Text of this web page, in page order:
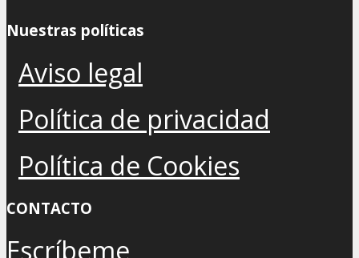
Nuestras políticas
Aviso legal
Política de privacidad
Política de Cookies
CONTACTO
Escríbeme